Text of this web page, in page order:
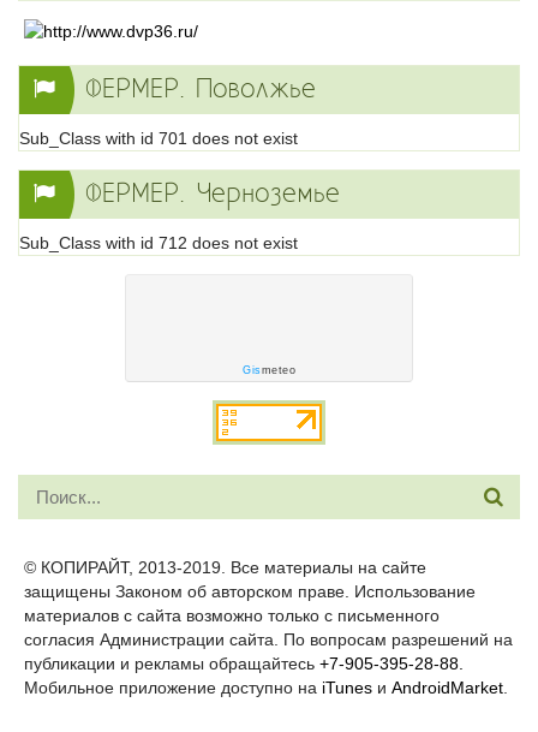
ФЕРМЕР. Поволжье
Sub_Class with id 701 does not exist
ФЕРМЕР. Черноземье
Sub_Class with id 712 does not exist
Gismeteo
© КОПИРАЙТ, 2013-2019. Все материалы на сайте
защищены Законом об авторском праве. Использование
материалов с сайта возможно только с письменного
согласия Администрации сайта. По вопросам разрешений на
публикации и рекламы обращайтесь +7-905-395-28-88.
Мобильное приложение доступно на iTunes и AndroidMarket.